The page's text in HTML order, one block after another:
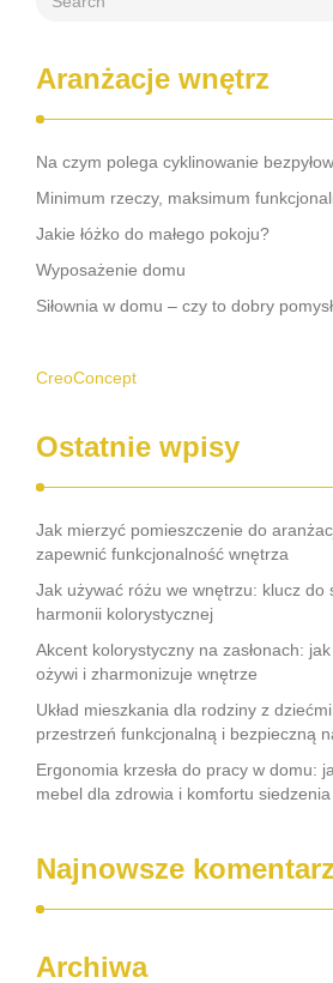
Aranżacje wnętrz
Na czym polega cyklinowanie
Minimum rzeczy, maksimum
Jakie łóżko do małego pokoju?
Wyposażenie domu
Siłownia w domu – czy to dobry
CreoConcept
Ostatnie wpisy
Jak mierzyć pomieszczenie do
zapewnić funkcjonalność wnętrza
Jak używać różu we wnętrzu: klucz do
harmonii kolorystycznej
Akcent kolorystyczny na zasłonach:
ożywi i zharmonizuje wnętrze
Układ mieszkania dla rodziny z
przestrzeń funkcjonalną i bezpieczną
Ergonomia krzesła do pracy w domu:
mebel dla zdrowia i komfortu siedzenia
Najnowsze
Archiwa